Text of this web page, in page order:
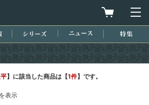
買物カゴを
近刊情報 シリーズ ニュース
】に該当した商品は【1件】です。
表示